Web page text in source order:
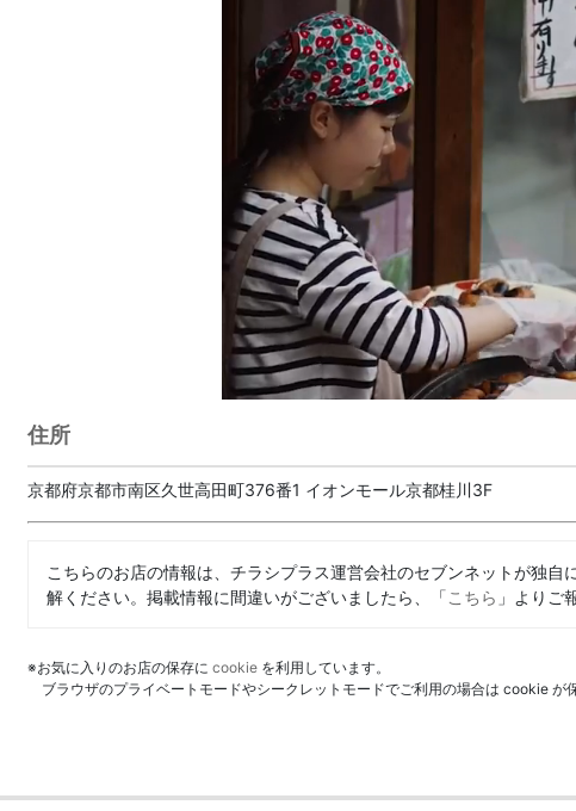
住所
京都府京都市南区久世高田町376番1 イオンモール京都桂川3F
こちらのお店の情報は、チラシプラス運営会社のセブンネットが独
解ください。掲載情報に間違いがございましたら、「こちら 」よりご
※お気に入りのお店の保存に cookie を利用しています。
ブラウザのプライベートモードやシークレットモードでご利用の場合は cookie が